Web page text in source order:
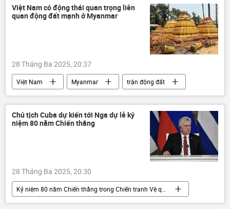
phương Tây
Kinh tế doanh nghiệp
Việt Nam có động thái quan trọng liên
quan động đất mạnh ở Myanmar
28 Tháng Ba 2025, 20:37
Việt Nam Myanmar
trận động đất
Bangkok
Bộ Ngoại giao Việt Nam
Thế giới
thông tin
Chủ tịch Cuba dự kiến tới Nga dự lễ kỷ
niệm 80 năm Chiến thắng
28 Tháng Ba 2025, 20:30
Nga
Cuba